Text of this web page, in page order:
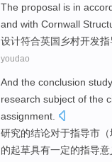
The proposal is in
and with Cornwall
设计符合英国乡村开发指
youdao
And the conclusion study
research subject of the
assignment.
研究的结论对于指导市
的起草具有一定的指导意